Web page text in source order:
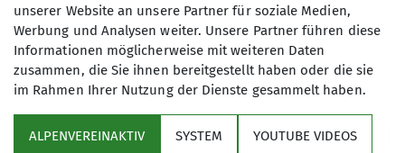
vielen Bereiche der Sektionsarbeit
unserer Website an unsere Partner für soziale Medien,
Werbung und Analysen weiter. Unsere Partner führen diese
Informationen möglicherweise mit weiteren Daten
zusammen, die Sie ihnen bereitgestellt haben oder die sie
im Rahmen Ihrer Nutzung der Dienste gesammelt haben.
ALPENVEREINAKTIV SYSTEM YOUTUBE VIDEOS